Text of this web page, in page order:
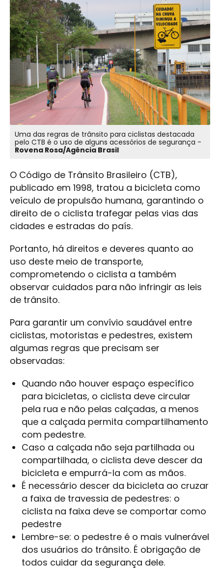
Uma das regras de trânsito para ciclistas destacada
pelo CTB é o uso de alguns acessórios de segurança -
Rovena Rosa/Agência Brasil
O Código de Trânsito Brasileiro (CTB),
publicado em 1998, tratou a bicicleta como
veículo de propulsão humana, garantindo o
direito de o ciclista trafegar pelas vias das
cidades e estradas do país.
Portanto, há direitos e deveres quanto ao
uso deste meio de transporte,
comprometendo o ciclista a também
observar cuidados para não infringir as leis
de trânsito.
Para garantir um convívio saudável entre
ciclistas, motoristas e pedestres, existem
algumas regras que precisam ser
observadas:
Quando não houver espaço específico
para bicicletas, o ciclista deve circular
pela rua e não pelas calçadas, a menos
que a calçada permita compartilhamento
com pedestre.
Caso a calçada não seja partilhada ou
compartilhada, o ciclista deve descer da
bicicleta e empurrá-la com as mãos.
É necessário descer da bicicleta ao cruzar
a faixa de travessia de pedestres: o
ciclista na faixa deve se comportar como
pedestre
Lembre-se: o pedestre é o mais vulnerável
dos usuários do trânsito. É obrigação de
todos cuidar da segurança dele.